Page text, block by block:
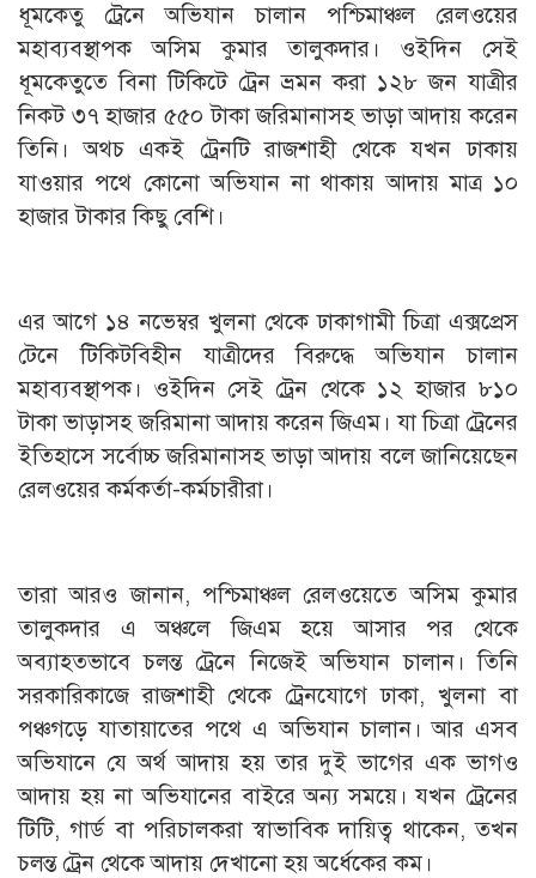
ধূমকেতু ট্রেনে অভিযান চালান পশ্চিমাঞ্চল রেলওয়ের
মহাব্যবস্থাপক অসিম কুমার তালুকদার। ওইদিন সেই
ধূমকেতুতে বিনা টিকিটে ট্রেন ভ্রমন করা ১২৮ জন যাত্রীর
নিকট ৩৭ হাজার ৫৫০ টাকা জরিমানাসহ ভাড়া আদায় করেন
তিনি। অথচ একই ট্রেনটি রাজশাহী থেকে যখন ঢাকায়
যাওয়ার পথে কোনো অভিযান না থাকায় আদায় মাত্র ১০
হাজার টাকার কিছু বেশি।
এর আগে ১৪ নভেম্বর খুলনা থেকে ঢাকাগামী চিত্রা এক্সপ্রেস
টেনে টিকিটবিহীন যাত্রীদের বিরুদ্ধে অভিযান চালান
মহাব্যবস্থাপক। ওইদিন সেই ট্রেন থেকে ১২ হাজার ৮১০
টাকা ভাড়াসহ জরিমানা আদায় করেন জিএম। যা চিত্রা ট্রেনের
ইতিহাসে সর্বোচ্চ জরিমানাসহ ভাড়া আদায় বলে জানিয়েছেন
রেলওয়ের কর্মকর্তা-কর্মচারীরা।
তারা আরও জানান, পশ্চিমাঞ্চল রেলওয়েতে অসিম কুমার
তালুকদার এ অঞ্চলে জিএম হয়ে আসার পর থেকে
অব্যাহতভাবে চলন্ত ট্রেনে নিজেই অভিযান চালান। তিনি
সরকারিকাজে রাজশাহী থেকে ট্রেনযোগে ঢাকা, খুলনা বা
পঞ্চগড়ে যাতায়াতের পথে এ অভিযান চালান। আর এসব
অভিযানে যে অর্থ আদায় হয় তার দুই ভাগের এক ভাগও
আদায় হয় না অভিযানের বাইরে অন্য সময়ে। যখন ট্রেনের
টিটি, গার্ড বা পরিচালকরা স্বাভাবিক দায়িত্ব থাকেন, তখন
চলন্ত ট্রেন থেকে আদায় দেখানো হয় অর্ধেকের কম।